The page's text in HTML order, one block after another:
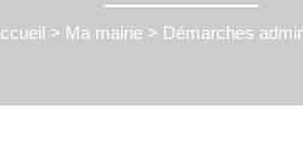
> Ma mairie> Démarches